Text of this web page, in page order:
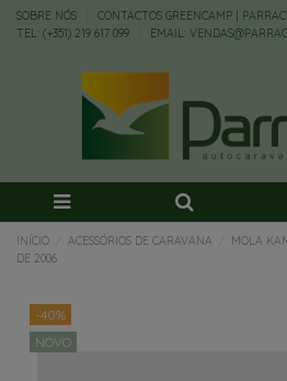
SOBRE NÓS
CONTACTOS GREENCAMP |
TEL: (+351) 219 617 099
EMAIL:
INÍCIO ACESSÓRIOS DE CARAVANA
MOLA
DE 2006
-40%
NOVO